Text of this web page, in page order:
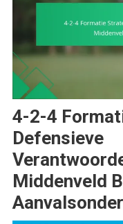
4-2-4
Defensieve
Middenveld